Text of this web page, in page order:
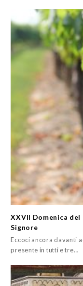
XXVII Domenica
Signore
Eccoci ancora davanti
presente in tutti e tre…